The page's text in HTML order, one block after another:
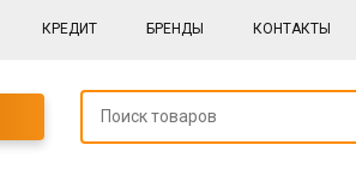
КРЕДИТ БРЕНДЫ КОНТАКТЫ